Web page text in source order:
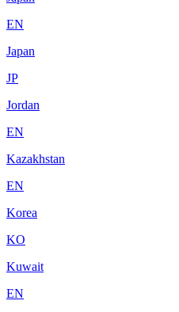
EN
Japan
JP
Jordan
EN
Kazakhstan
EN
Korea
KO
Kuwait
EN